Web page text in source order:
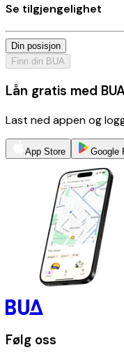
Se tilgjengelighet
Din posisjon
Finn din BUA
Lån gratis med
Last ned appen og
App Store Google
Følg oss